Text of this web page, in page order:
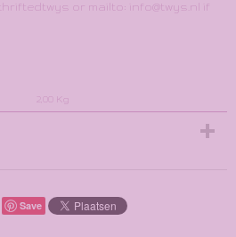
or mailto: info@twys.nl if
2,00 Kg
Save